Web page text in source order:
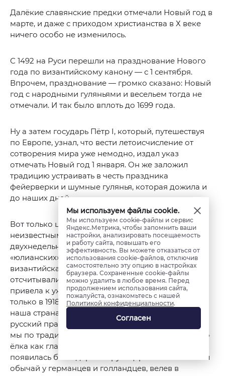
Далёкие славянские предки отмечали Новый год в
марте, и даже с приходом христианства в Х веке
ничего особо не изменилось.
С 1492 на Руси перешли на празднование Нового
года по византийскому канону — с 1 сентября.
Впрочем, празднование — громко сказано: Новый
год с народными гуляньями и весельем тогда не
отмечали. И так было вплоть до 1699 года.
Ну а затем государь Пётр I, который, путешествуя
по Европе, узнал, что вести летоисчисление от
сотворения мира уже немодно, издал указ
отмечать Новый год 1 января. Он же заложил
традицию устраивать в честь праздника
фейерверки и шумные гулянья, которая дожила и
до наших дней.
Вот только царь, учредив новый календарь, по
неизвестным причинам проигнорировал
двухнедельную разницу в числах, оставшуюся с
«юлианских» времен. И григорианская, и
византийская манера счёта, когда года
отсчитывали на один лад, а числа — на другой,
привела к ужасной путанице, которую устранили
только в 1918 году, уже при советской власти. Зато
наша страна обрела уникальный, исключительно
русский праздник — старый Новый год, который
мы по традиции отмечаем 14 января. Отметим, что
ёлка как главный новогодний атрибут также
появилась благодаря Петру I. Царь позаимствовал
обычай у германцев и голландцев, велев в
Мы используем файлы cookie.
Мы используем cookie-файлы и сервис
Яндекс.Метрика, чтобы запомнить ваши
настройки, анализировать посещаемость
и работу сайта, повышать его
эффективность. Вы можете отказаться от
использования cookie-файлов, отключив
самостоятельно эту опцию в настройках
браузера. Сохраненные cookie-файлы
можно удалить в любое время. Перед
продолжением использования сайта,
пожалуйста, ознакомьтесь с нашей
Политикой конфиденциальности.
Согласен